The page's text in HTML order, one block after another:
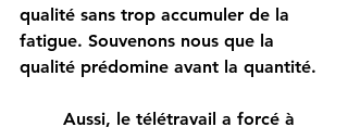
qualité sans trop accumuler de la
fatigue. Souvenons nous que la
qualité prédomine avant la quantité.